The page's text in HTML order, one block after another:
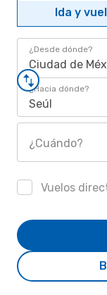
Ida y
¿Desde dónde?
Ciudad de
¿Hacia dónde?
Seúl
¿Cuándo?
Vuelos